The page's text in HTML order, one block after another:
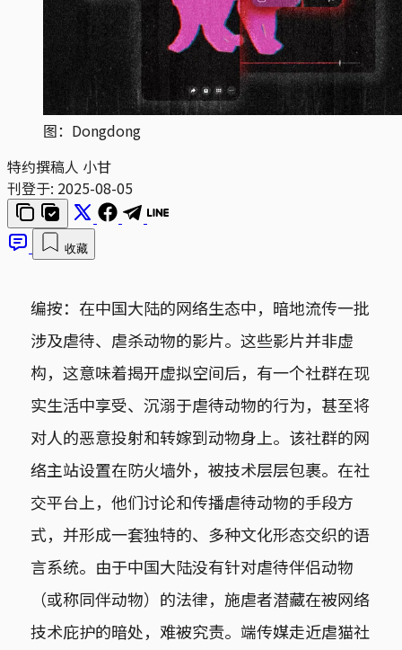
图：Dongdong
特约撰稿人 小甘
刊登于: 2025-08-05
收藏
编按：在中国大陆的网络生态中，暗地流传一批
涉及虐待、虐杀动物的影片。这些影片并非虚
构，这意味着揭开虚拟空间后，有一个社群在现
实生活中享受、沉溺于虐待动物的行为，甚至将
对人的恶意投射和转嫁到动物身上。该社群的网
络主站设置在防火墙外，被技术层层包裹。在社
交平台上，他们讨论和传播虐待动物的手段方
式，并形成一套独特的、多种文化形态交织的语
言系统。由于中国大陆没有针对虐待伴侣动物
（或称同伴动物）的法律，施虐者潜藏在被网络
技术庇护的暗处，难被究责。端传媒走近虐猫社